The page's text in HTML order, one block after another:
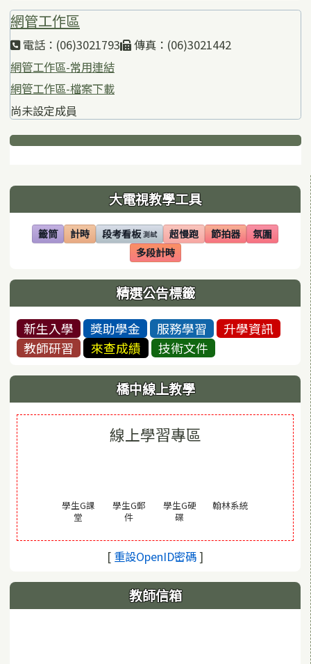
網管工作區
電話：(06)3021793
傳真：(06)3021442
網管工作區-常用連結
網管工作區-檔案下載
尚未設定成員
下中區域內容
左邊區域內容 大電視教學工具
籤筒
(另開視窗)
計時
(另開視窗)段考看板 測試
(另開視窗) 超慢跑
(另開視窗)節拍器
(另開視窗)氛圍
(另開視窗)
多段計時
(另開視窗)
精選公告標籤
新生入學 獎助學金 服務學習
升學資訊
教師研習
來查成績 技術文件
橋中線上教學
線上學習專區
學生G課
堂
學生G郵
件(另開視窗)
學生G硬
碟(另開視窗)
翰林系統(另開視窗)
[ 重設OpenID密碼(另開視窗)
]
教師信箱